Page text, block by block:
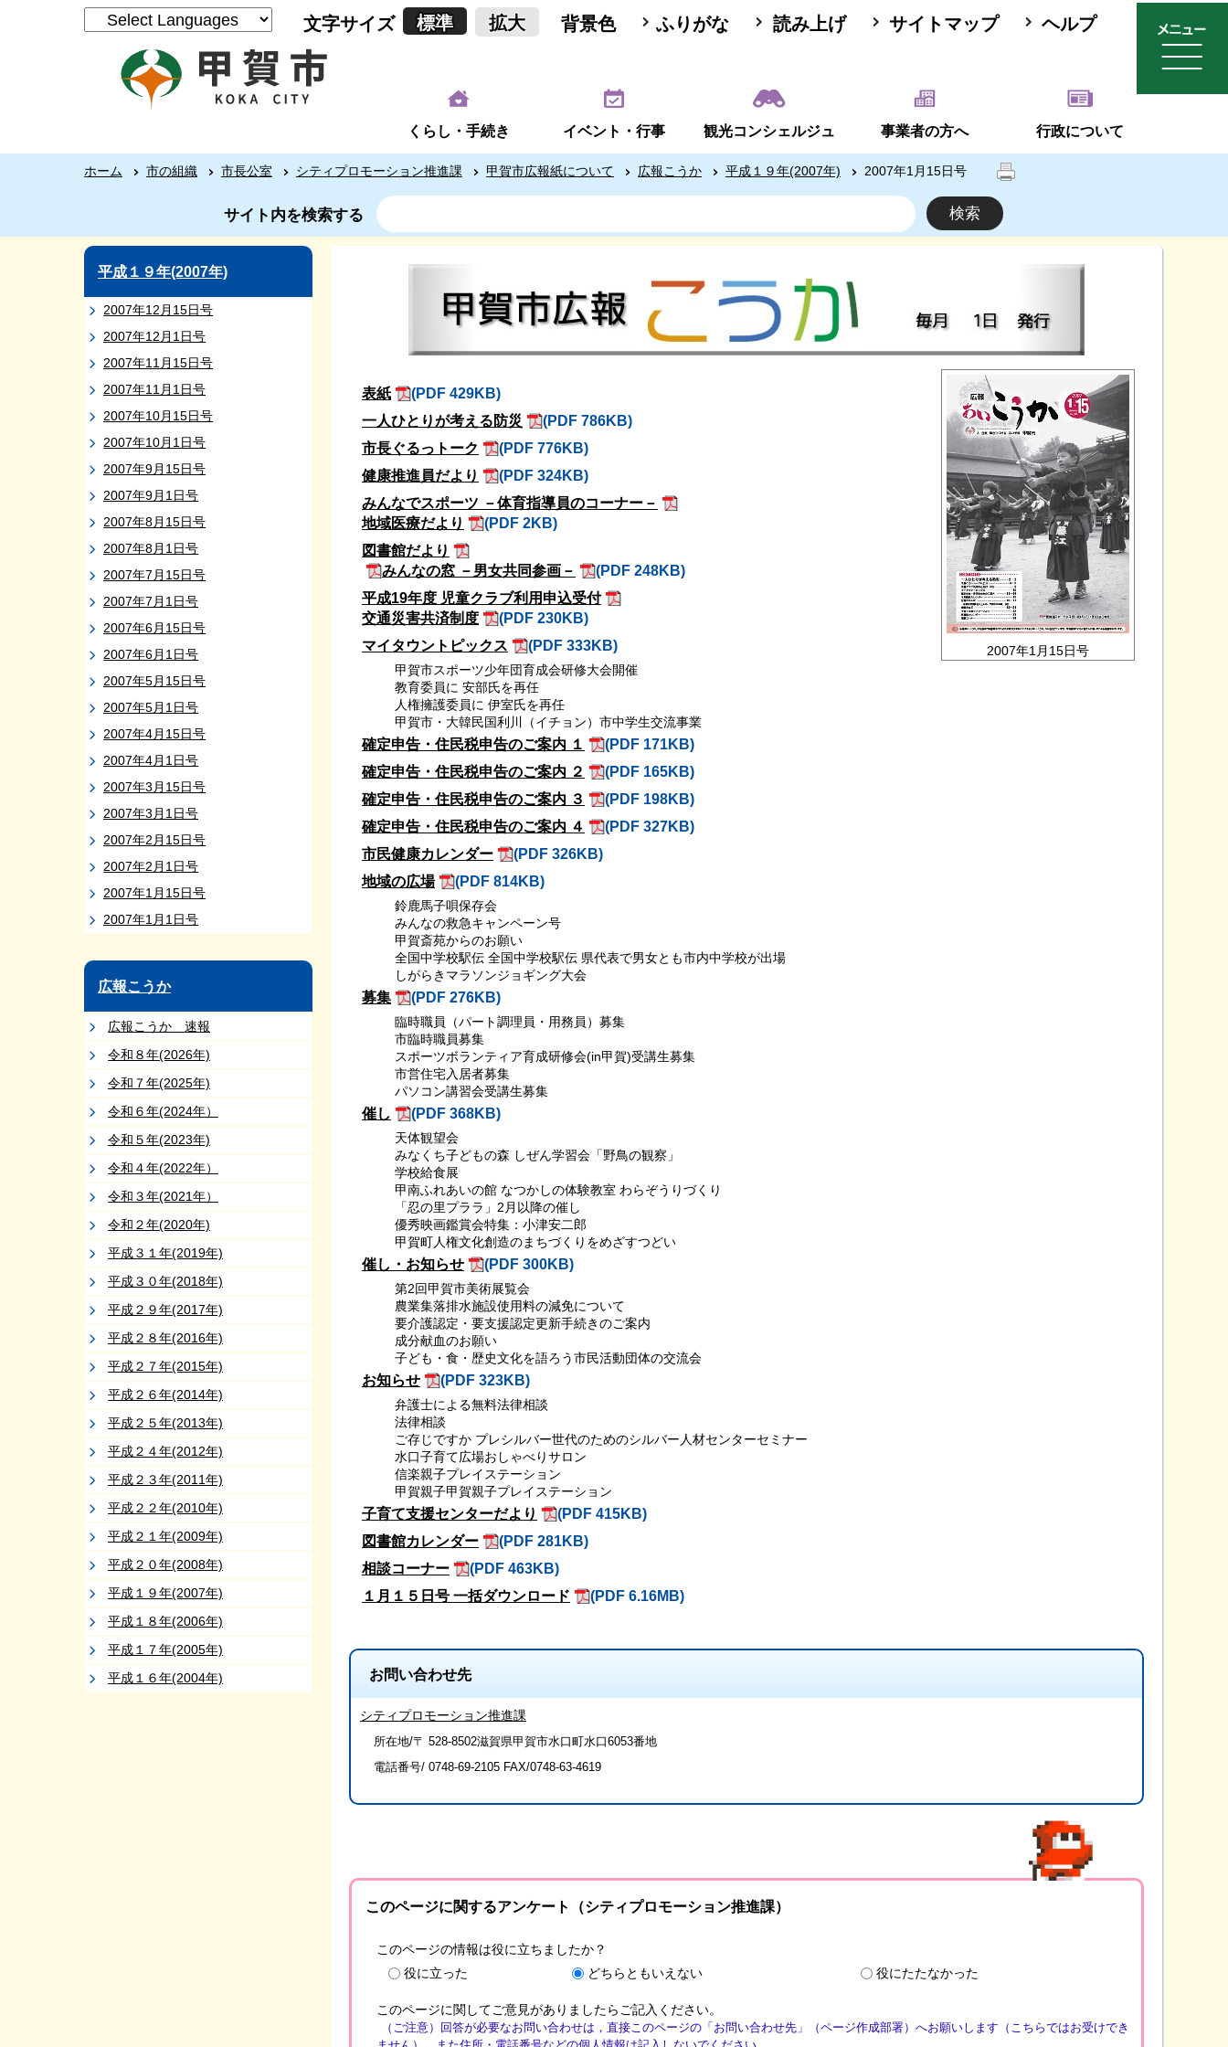
文字サイズ 標準 拡大 背景色 ふりがな 読み上げ サイトマップ ヘルプ
くらし・手続き イベント・行事 観光コンシェルジュ 事業者の方へ 行政について
ホーム 市の組織 市長公室 シティプロモーション推進課 甲賀市広報紙について 広報こうか 平成１９年(2007年) 2007年1月15日号
サイト内を検索する
平成１９年(2007年)
2007年12月15日号
2007年12月1日号
2007年11月15日号
2007年11月1日号
2007年10月15日号
2007年10月1日号
2007年9月15日号
2007年9月1日号
2007年8月15日号
2007年8月1日号
2007年7月15日号
2007年7月1日号
2007年6月15日号
2007年6月1日号
2007年5月15日号
2007年5月1日号
2007年4月15日号
2007年4月1日号
2007年3月15日号
2007年3月1日号
2007年2月15日号
2007年2月1日号
2007年1月15日号
2007年1月1日号
広報こうか
広報こうか 速報
令和８年(2026年)
令和７年(2025年)
令和６年(2024年）
令和５年(2023年)
令和４年(2022年）
令和３年(2021年）
令和２年(2020年)
平成３１年(2019年)
平成３０年(2018年)
平成２９年(2017年)
平成２８年(2016年)
平成２７年(2015年)
平成２６年(2014年)
平成２５年(2013年)
平成２４年(2012年)
平成２３年(2011年)
平成２２年(2010年)
平成２１年(2009年)
平成２０年(2008年)
平成１９年(2007年)
平成１８年(2006年)
平成１７年(2005年)
平成１６年(2004年)
2007年1月15日号
表紙
(PDF 429KB)
一人ひとりが考える防災
(PDF 786KB)
市長ぐるっトーク
(PDF 776KB)
健康推進員だより
(PDF 324KB)
みんなでスポーツ －体育指導員のコーナー－
地域医療だより
(PDF 2KB)
図書館だより
みんなの窓 －男女共同参画－
(PDF 248KB)
平成19年度 児童クラブ利用申込受付
交通災害共済制度
(PDF 230KB)
マイタウントピックス
(PDF 333KB)
甲賀市スポーツ少年団育成会研修大会開催
教育委員に 安部氏を再任
人権擁護委員に 伊室氏を再任
甲賀市・大韓民国利川（イチョン）市中学生交流事業
確定申告・住民税申告のご案内 １
(PDF 171KB)
確定申告・住民税申告のご案内 ２
(PDF 165KB)
確定申告・住民税申告のご案内 ３
(PDF 198KB)
確定申告・住民税申告のご案内 ４
(PDF 327KB)
市民健康カレンダー
(PDF 326KB)
地域の広場
(PDF 814KB)
鈴鹿馬子唄保存会
みんなの救急キャンペーン号
甲賀斎苑からのお願い
全国中学校駅伝 全国中学校駅伝 県代表で男女とも市内中学校が出場
しがらきマラソンジョギング大会
募集 (PDF 276KB)
臨時職員（パート調理員・用務員）募集
市臨時職員募集
スポーツボランティア育成研修会(in甲賀)受講生募集
市営住宅入居者募集
パソコン講習会受講生募集
催し (PDF 368KB)
天体観望会
みなくち子どもの森 しぜん学習会「野鳥の観察」
学校給食展
甲南ふれあいの館 なつかしの体験教室 わらぞうりづくり
「忍の里プララ」2月以降の催し
優秀映画鑑賞会特集：小津安二郎
甲賀町人権文化創造のまちづくりをめざすつどい
催し・お知らせ (PDF 300KB)
第2回甲賀市美術展覧会
農業集落排水施設使用料の減免について
要介護認定・要支援認定更新手続きのご案内
成分献血のお願い
子ども・食・歴史文化を語ろう市民活動団体の交流会
お知らせ (PDF 323KB)
弁護士による無料法律相談
法律相談
ご存じですか プレシルバー世代のためのシルバー人材センターセミナー
水口子育て広場おしゃべりサロン
信楽親子プレイステーション
甲賀親子甲賀親子プレイステーション
子育て支援センターだより
(PDF 415KB)
図書館カレンダー
(PDF 281KB)
相談コーナー
(PDF 463KB)
１月１５日号 一括ダウンロード
(PDF 6.16MB)
お問い合わせ先
シティプロモーション推進課
所在地/〒 528-8502滋賀県甲賀市水口町水口6053番地
電話番号/ 0748-69-2105 FAX/0748-63-4619
このページに関するアンケート（シティプロモーション推進課）
このページの情報は役に立ちましたか？
役に立った
どちらともいえない 役にたたなかった
このページに関してご意見がありましたらご記入ください。
（ご注意）回答が必要なお問い合わせは，直接このページの「お問い合わせ先」（ページ作成部署）へお願いします（こちらではお受けでき